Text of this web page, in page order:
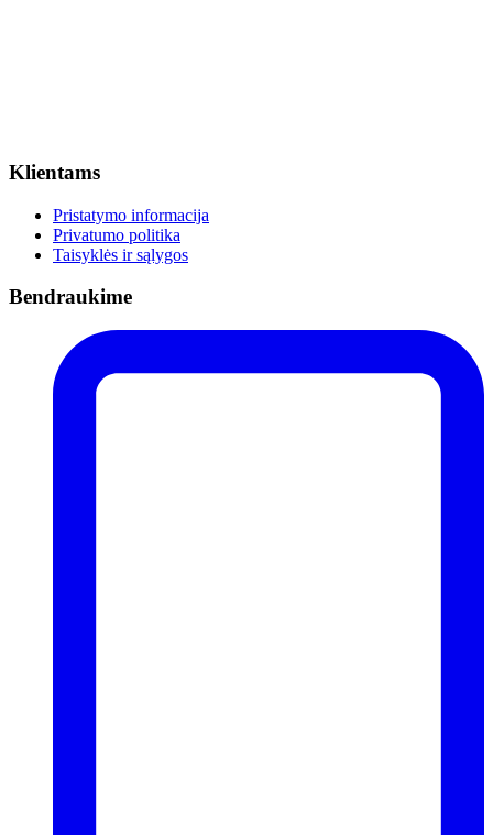
Klientams
Pristatymo informacija
Privatumo politika
Taisyklės ir sąlygos
Bendraukime